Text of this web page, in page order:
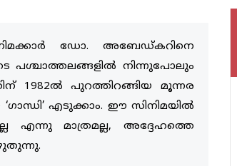
ഡോ. അബേഡ്കറിനെ
പശ്ചാത്തലങ്ങളിൽ നിന്നുപോലും
1982ല്‍ പുറത്തിറങ്ങിയ മൂന്നര
എടുക്കാം. ഈ സിനിമയില്‍
എന്നു മാത്രമല്ല, അദ്ദേഹത്തെ